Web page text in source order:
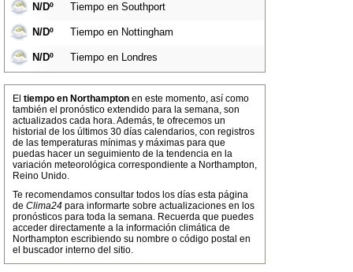
N/Dº Tiempo en Southport
N/Dº Tiempo en Nottingham
N/Dº Tiempo en Londres
El tiempo en Northampton en este momento, así como
también el pronóstico extendido para la semana, son
actualizados cada hora. Además, te ofrecemos un
historial de los últimos 30 días calendarios, con registros
de las temperaturas mínimas y máximas para que
puedas hacer un seguimiento de la tendencia en la
variación meteorológica correspondiente a Northampton,
Reino Unido.
Te recomendamos consultar todos los días esta página
de Clima24 para informarte sobre actualizaciones en los
pronósticos para toda la semana. Recuerda que puedes
acceder directamente a la información climática de
Northampton escribiendo su nombre o código postal en
el buscador interno del sitio.